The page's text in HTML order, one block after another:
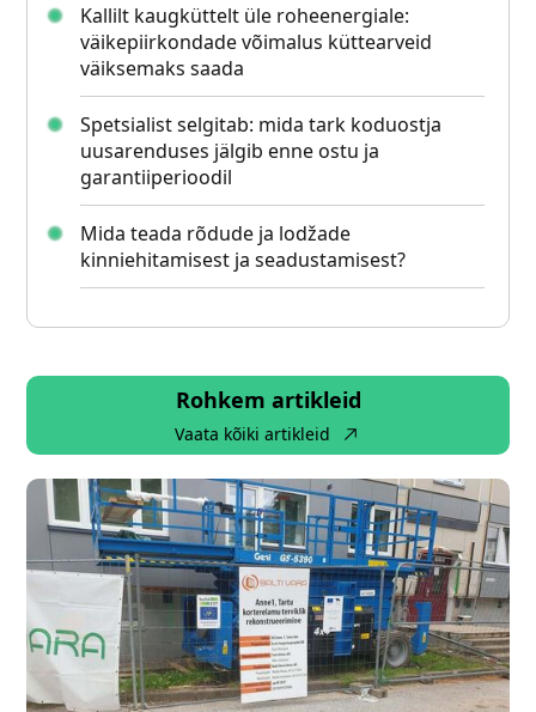
Kallilt kaugküttelt üle roheenergiale:
väikepiirkondade võimalus küttearveid
väiksemaks saada
Spetsialist selgitab: mida tark koduostja
uusarenduses jälgib enne ostu ja
garantiiperioodil
Mida teada rõdude ja lodžade
kinniehitamisest ja seadustamisest?
Rohkem artikleid
Vaata kõiki artikleid